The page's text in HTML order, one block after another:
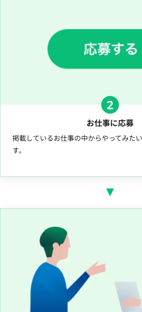
2
お仕事に応募
掲載しているお仕事の中からやってみた
す。